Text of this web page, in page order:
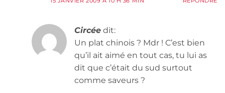
Circée dit:
Un plat chinois ? Mdr ! C’est bien
qu’il ait aimé en tout cas, tu lui as
dit que c’était du sud surtout
comme saveurs ?